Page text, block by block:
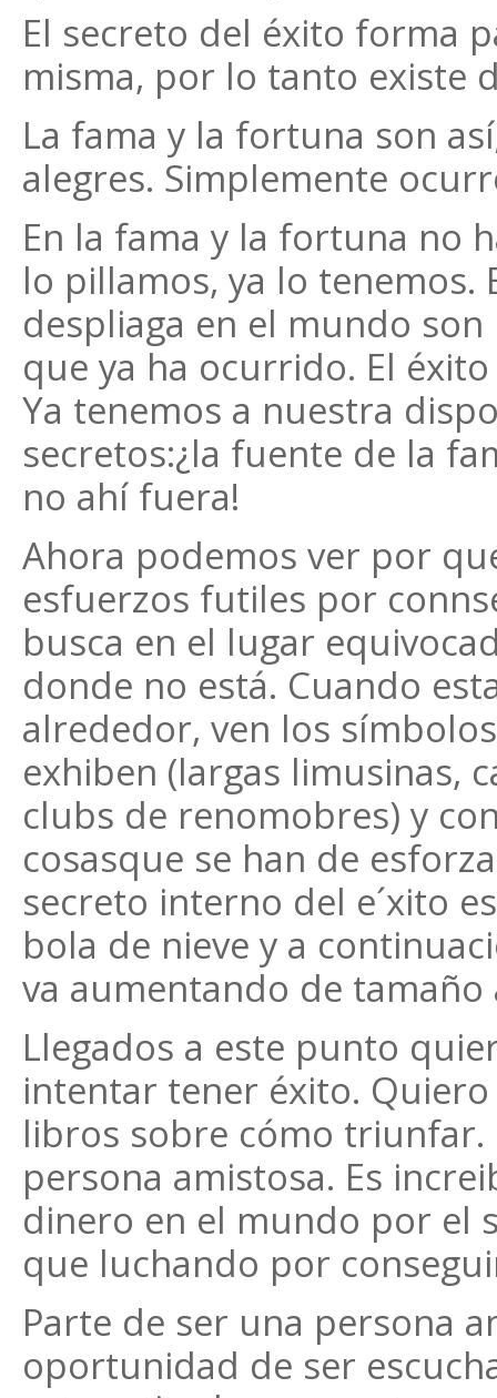
El secreto del éxito forma
misma, por lo tanto existe
La fama y la fortuna son
alegres. Simplemente
En la fama y la fortuna no
lo pillamos, ya lo tenemos.
despliaga en el mundo
que ya ha ocurrido. El
Ya tenemos a nuestra
secretos:¿la fuente de la
no ahí fuera!
Ahora podemos ver por
esfuerzos futiles por
busca en el lugar
donde no está. Cuando
alrededor, ven los
exhiben (largas limusinas,
clubs de renomobres) y
cosasque se han de
secreto interno del e´xito
bola de nieve y a
va aumentando de
Llegados a este punto
intentar tener éxito.
libros sobre cómo
persona amistosa. Es
dinero en el mundo por el
que luchando por
Parte de ser una persona
oportunidad de ser